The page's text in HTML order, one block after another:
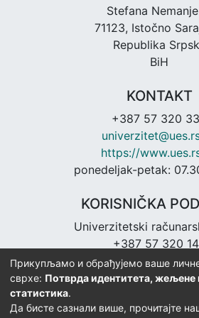
Stefana
71123, Istočno
Republika
BiH
KONTAKT
+387 57 320
https://
ponedeljak-petak:
KORISNIČKA
Univerzitetski
+387 57 320
urc@ues.rs.ba
https://
Прикупљамо и обрађујемо ваше
сврхе: Потврда идентитета, жељене
статистика.
Да бисте сазнали више, прочитајте